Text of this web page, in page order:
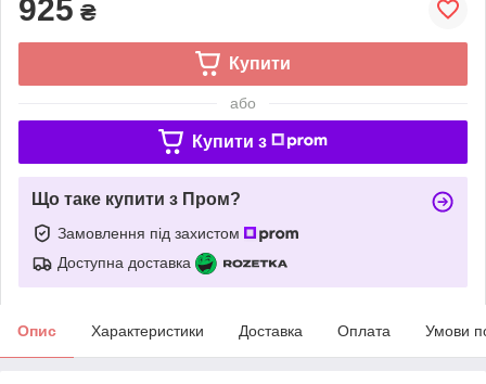
925 ₴
Купити
або
Купити з
Що таке купити з Пром?
Замовлення під захистом
Доступна доставка
Опис Характеристики Доставка Оплата Умови